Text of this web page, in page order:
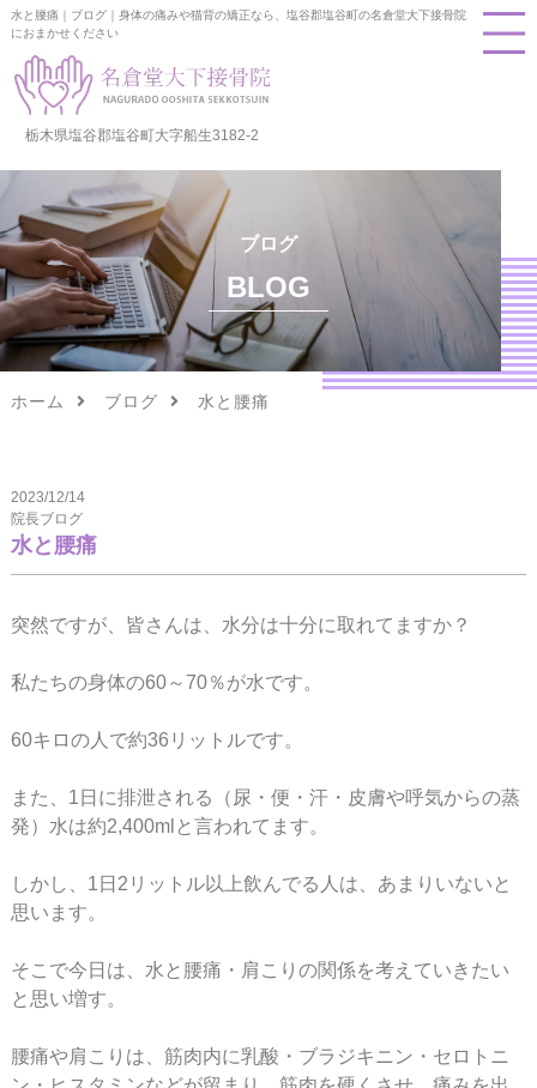
水と腰痛｜ブログ｜身体の痛みや猫背の矯正なら、塩谷郡塩谷町の名倉堂大下接骨院
におまかせください
栃木県塩谷郡塩谷町大字船生3182-2
ブログ
BLOG
ホーム ブログ 水と腰痛
2023/12/14
院長ブログ
水と腰痛
突然ですが、皆さんは、水分は十分に取れてますか？
私たちの身体の60～70％が水です。
60キロの人で約36リットルです。
また、1日に排泄される（尿・便・汗・皮膚や呼気からの蒸
発）水は約2,400mlと言われてます。
しかし、1日2リットル以上飲んでる人は、あまりいないと
思います。
そこで今日は、水と腰痛・肩こりの関係を考えていきたい
と思い増す。
腰痛や肩こりは、筋肉内に乳酸・ブラジキニン・セロトニ